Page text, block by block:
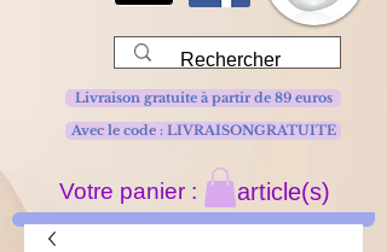
Avec le code : LIVRAISONGRATUITE
Livraison gratuite à partir de 89 euros
Votre panier : article(s)